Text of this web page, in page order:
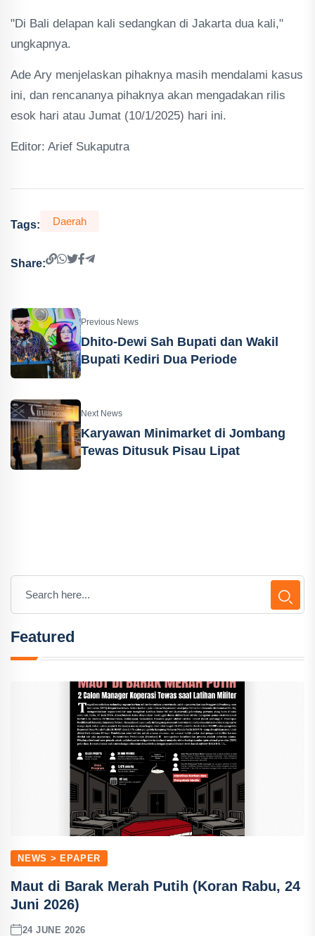
"Di Bali delapan kali sedangkan di Jakarta dua kali,"
ungkapnya.
Ade Ary menjelaskan pihaknya masih mendalami kasus
ini, dan rencananya pihaknya akan mengadakan rilis
esok hari atau Jumat (10/1/2025) hari ini.
Editor: Arief Sukaputra
Tags: Daerah
Share:
Previous News
Dhito-Dewi Sah Bupati dan Wakil
Bupati Kediri Dua Periode
Next News
Karyawan Minimarket di Jombang
Tewas Ditusuk Pisau Lipat
Featured
NEWS > EPAPER
Maut di Barak Merah Putih (Koran Rabu, 24
Juni 2026)
24 JUNE 2026